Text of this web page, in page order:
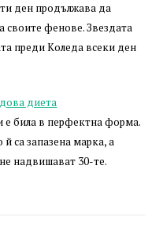
ден продължава да
своите фенове. Звездата
преди Коледа всеки ден
диета
е била в перфектна форма.
са запазена марка, а
надвишават 30-те.